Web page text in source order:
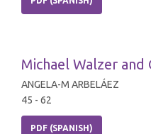
Michael Walzer and
ANGELA-M ARBELÁEZ
45 - 62
PDF (SPANISH)